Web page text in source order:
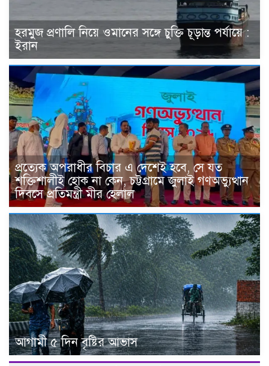
হরমুজ প্রণালি নিয়ে ওমানের সঙ্গে চুক্তি চূড়ান্ত পর্যায়ে :
ইরান
প্রত্যেক অপরাধীর বিচার এ দেশেই হবে, সে যত
শক্তিশালীই হোক না কেন, চট্টগ্রামে জুলাই গণঅভ্যুত্থান
দিবসে প্রতিমন্ত্রী মীর হেলাল
আগামী ৫ দিন বৃষ্টির আভাস